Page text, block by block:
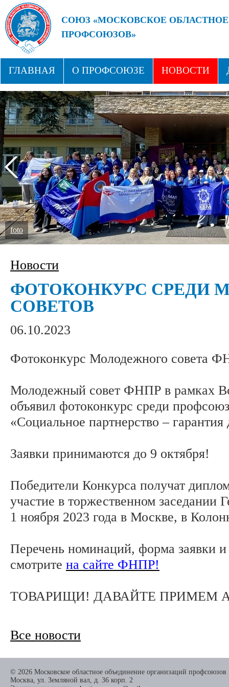
СОЮЗ «МОСКОВСКОЕ
ПРОФСОЮЗОВ»
ГЛАВНАЯ О ПРОФСОЮЗЕ НОВОСТИ
СТРУКТУРА ПРОФСОЮЗНЫЕ ЗДРАВНИЦЫ
foto
Новости
ФОТОКОНКУРС СРЕДИ
СОВЕТОВ
06.10.2023
Фотоконкурс Молодежного совета
Молодежный совет ФНПР в рамках
объявил фотоконкурс среди
«Социальное партнерство – гарантия
Заявки принимаются до 9 октября!
Победители Конкурса получат
участие в торжественном
1 ноября 2023 года в Москве, в
Перечень номинаций, форма заявки
смотрите на сайте ФНПР!
ТОВАРИЩИ! ДАВАЙТЕ ПРИМЕМ
Все новости
© 2026 Московское областное объединение организаций профсоюзов
Москва, ул. Земляной вал, д. 36 корп. 2